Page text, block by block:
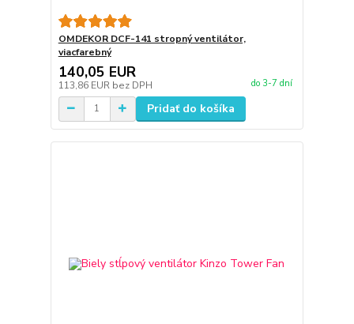
OMDEKOR DCF-141 stropný ventilátor,
viacfarebný
140,05 EUR
113,86 EUR bez DPH do 3-7 dní
Pridať do košíka